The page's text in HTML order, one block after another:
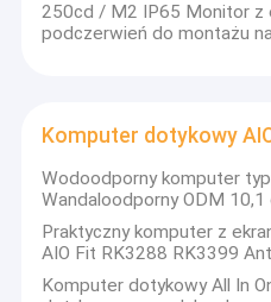
250cd / M2 IP65 Monitor z
podczerwień do montażu
Komputer dotykowy
Wodoodporny komputer
Wandaloodporny ODM 10,1
Praktyczny komputer z
AIO Fit RK3288 RK3399
Komputer dotykowy All In